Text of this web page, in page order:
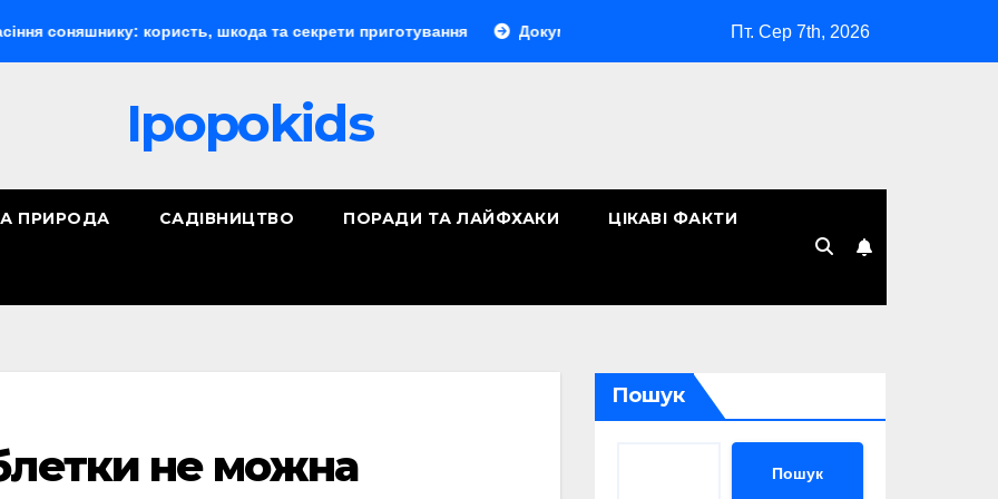
користь, шкода та секрети приготування Документообіг у компанії: як організувати ефективну систему
Пт. Сер 7th, 2026
Ipopokids
ПРИРОДА САДІВНИЦТВО ПОРАДИ ТА ЛАЙФХАКИ ЦІКАВІ ФАКТИ
не можна
Пошук
Пошук